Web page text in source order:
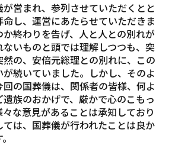
営まれ、参列させていただくとと
し、運営にあたらせていただきま
か終わりを告げ、人と人との別れが
いものと頭では理解しつつも、突
の、安倍元総理との別れに、この
が続いていました。しかし、そのよ
の国葬儀は、関係者の皆様、何よ
族のおかげで、厳かで心のこもっ
な意見があることは承知しており
ては、国葬儀が行われたことは良か